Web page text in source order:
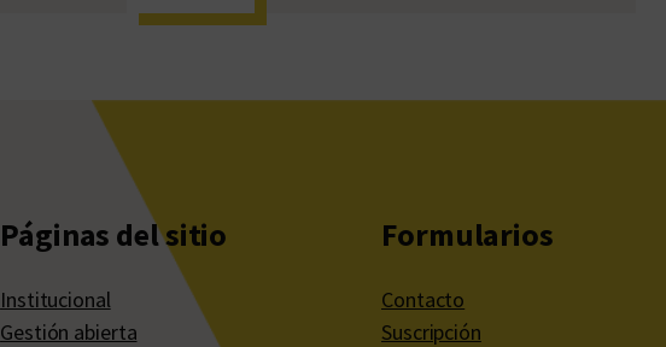
Páginas del sitio
Institucional
Gestión abierta
Formularios
Contacto
Suscripción